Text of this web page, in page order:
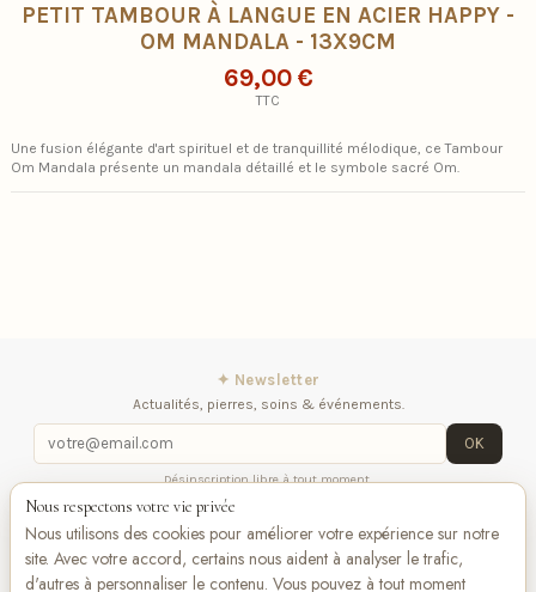
PETIT TAMBOUR À LANGUE EN ACIER HAPPY -
OM MANDALA - 13X9CM
69,00 €
TTC
Une fusion élégante d'art spirituel et de tranquillité mélodique, ce Tambour
Om Mandala présente un mandala détaillé et le symbole sacré Om.
✦ Newsletter
Actualités, pierres, soins & événements.
OK
Désinscription libre à tout moment.
Mentions légales
nous
Nous respectons votre vie privée
Nous utilisons des cookies pour améliorer votre expérience sur notre
site. Avec votre accord, certains nous aident à analyser le trafic,
d'autres à personnaliser le contenu. Vous pouvez à tout moment